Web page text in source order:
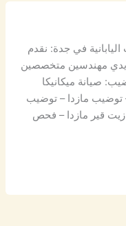
في جدة: نقدم
مهندسين متخصصين
صيانة ميكانيكا
توضيب مازدا – توضيب
زيت قير مازدا – فحص